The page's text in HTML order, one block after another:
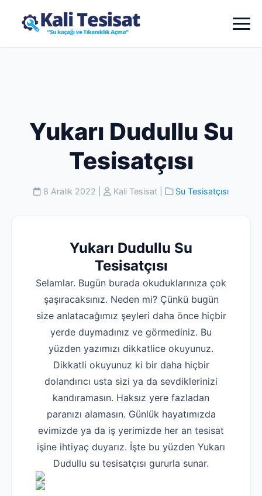
Yukarı Dudullu Su
Tesisatçısı
8 Aralık 2022 Kali Tesisat Su Tesisatçısı
Yukarı Dudullu Su
Tesisatçısı
Selamlar. Bugün burada okuduklarınıza çok
şaşıracaksınız. Neden mi? Çünkü bugün
size anlatacağımız şeyleri daha önce hiçbir
yerde duymadınız ve görmediniz. Bu
yüzden yazımızı dikkatlice okuyunuz.
Dikkatli okuyunuz ki bir daha hiçbir
dolandırıcı usta sizi ya da sevdiklerinizi
kandıramasın. Haksız yere fazladan
paranızı alamasın. Günlük hayatımızda
evimizde ya da iş yerimizde her an tesisat
işine ihtiyaç duyarız. İşte bu yüzden Yukarı
Dudullu su tesisatçısı gururla sunar.